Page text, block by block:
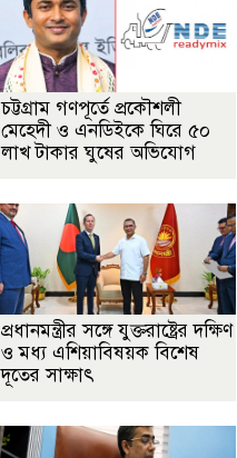
চট্টগ্রাম গণপূর্তে প্রকৌশলী
মেহেদী ও এনডিইকে ঘিরে ৫০
লাখ টাকার ঘুষের অভিযোগ
প্রধানমন্ত্রীর সঙ্গে যুক্তরাষ্ট্রের দক্ষিণ
ও মধ্য এশিয়াবিষয়ক বিশেষ
দূতের সাক্ষাৎ